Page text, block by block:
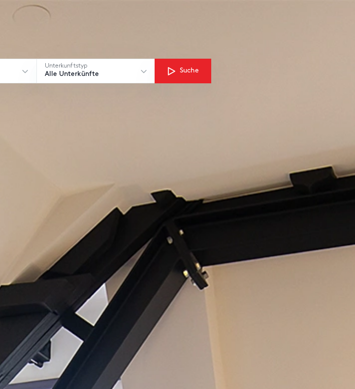
Unterkunftstyp
Alle Unterkünfte
Suche